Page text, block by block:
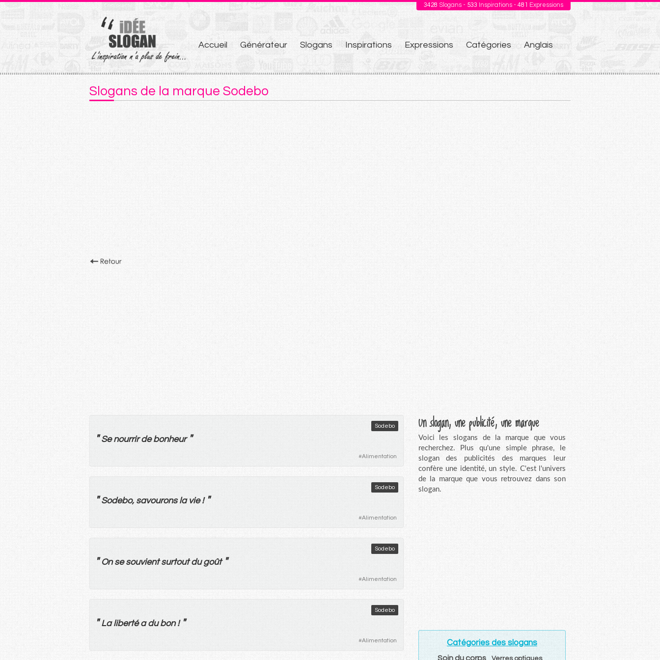
3428 Slogans - 533 Inspirations - 481 Expressions
Aller
au
contenu
Accueil Générateur Slogans Inspirations Expressions Catégories Anglais
Slogans de la marque Sodebo
Sodebo
" Se nourrir de bonheur "
#Alimentation
Sodebo
"Sodebo, savourons la vie! "
#Alimentation
Sodebo
" On se souvient surtout du goût "
#Alimentation
Sodebo
"Laliberté a du bon! "
#Alimentation
Un slogan, une publicité, une marque
Voici les slogans de la marque que vous
recherchez. Plus qu'une simple phrase, le
slogan des publicités des marques leur
confère une identité, un style. C'est l'univers
de la marque que vous retrouvez dans son
slogan.
Catégories des slogans
Soin du corps Verres optiques